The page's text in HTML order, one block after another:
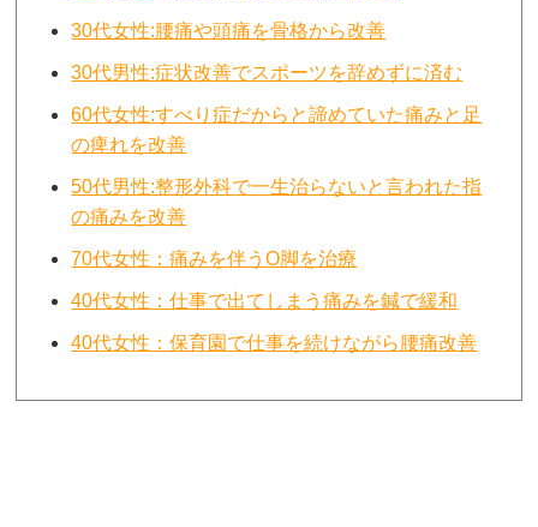
30代女性:腰痛や頭痛を骨格から改善
30代男性:症状改善でスポーツを辞めずに済む
60代女性:すべり症だからと諦めていた痛みと足
の痺れを改善
50代男性:整形外科で一生治らないと言われた指
の痛みを改善
70代女性：痛みを伴うO脚を治療
40代女性：仕事で出てしまう痛みを鍼で緩和
40代女性：保育園で仕事を続けながら腰痛改善